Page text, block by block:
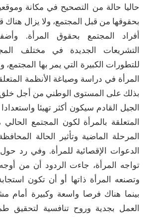
حاليا حالة من التصحيح في مكانة
بحقوقها من قبل المجتمع، ولا يزال
أفراد المجتمع بحقوق المرأة.
التشريعات الجديدة في مختلف
للتطورات الكبيرة التي يمر بها
المرأة في دراسة وصياغة الأنظمة
بذلك على المستوى الوطني من أجل
الجيل القادم سيكون أكثر تهيئا
المتعلقة بالمرأة لكون المجتمع الحالي
المرحلة الماضية وتأثير الحالة
الدعوات الإقصائية للمرأة. وفي رد حول
تواجه المرأة، جاءت الردود أن من
وتصنعه المرأة ذاتها أو أن تكون
بينما هناك فرصا واسعة وكبيرة أمام
العمل بجدية وروح تنافسية لتحقيق